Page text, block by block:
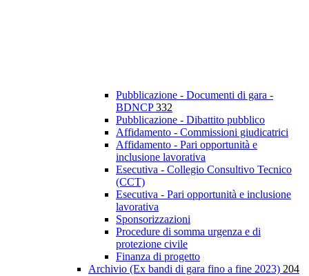
Pubblicazione - Documenti di gara -
BDNCP332
Pubblicazione - Dibattito pubblico
Affidamento - Commissioni giudicatrici
Affidamento - Pari opportunità e
inclusione lavorativa
Esecutiva - Collegio Consultivo Tecnico
(CCT)
Esecutiva - Pari opportunità e inclusione
lavorativa
Sponsorizzazioni
Procedure di somma urgenza e di
protezione civile
Finanza di progetto
Archivio (Ex bandi di gara fino a fine 2023) 204